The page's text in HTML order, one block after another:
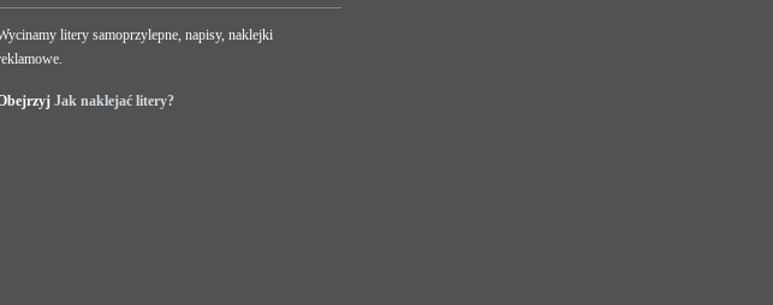
litery samoprzylepne, napisy, naklejki
Jak naklejać litery?